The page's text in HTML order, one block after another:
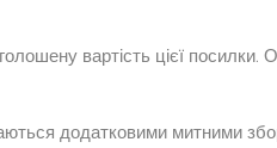
вартість цієї посилки.
додатковими митними